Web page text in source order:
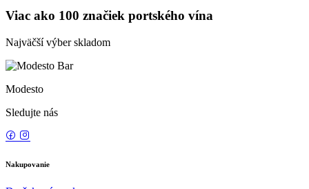
Viac ako 100 značiek portského vína
Najväčší výber skladom
Modesto
Sledujte nás
Nakupovanie